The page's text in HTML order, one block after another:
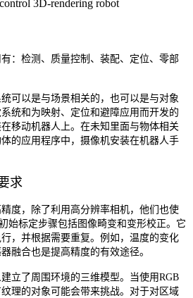
检测、质量控制、装配、定位、零部
以是与场景相关的，也可以是与对象
统和为映射、定位和避障应用而开发的
移动机器人上。在未知里面与物体相关
的应用程序中，摄像机安装在机器人手
求
，除了利用高分辨率相机，他们也使
始标定步骤包括图像畸变和变形校正。它
，并根据需要重复。例如，温度的变化
融合也是提高精度的有效途径。
了周围环境的三维模型。当使用RGB
理的对象可能会带来挑战。对于对区域